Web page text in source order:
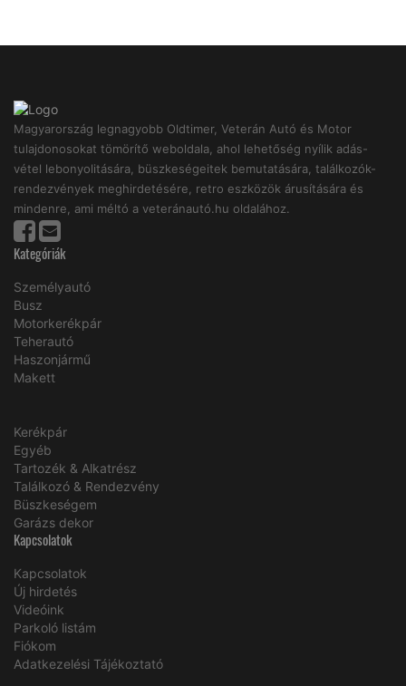
Magyarország legnagyobb Oldtimer, Veterán Autó és Motor
tulajdonosokat tömörítő weboldala, ahol lehetőség nyílik adás-
vétel lebonyolitására, büszkeségeitek bemutatására, találkozók-
rendezvények meghirdetésére, retro eszközök árusítására és
mindenre, ami méltó a veteránautó.hu oldalához.
Kategóriák
Személyautó
Busz
Motorkerékpár
Teherautó
Haszonjármű
Makett
Kerékpár
Egyéb
Tartozék & Alkatrész
Találkozó & Rendezvény
Büszkeségem
Garázs dekor
Kapcsolatok
Kapcsolatok
Új hirdetés
Videóink
Parkoló listám
Fiókom
Adatkezelési Tájékoztató